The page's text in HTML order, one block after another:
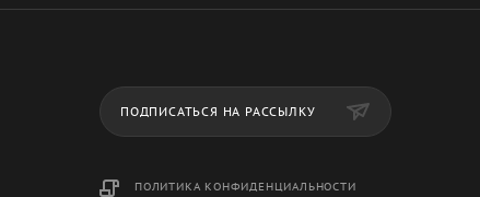
ПОДПИСАТЬСЯ НА РАССЫЛКУ
ПОЛИТИКА КОНФИДЕНЦИАЛЬНОСТИ